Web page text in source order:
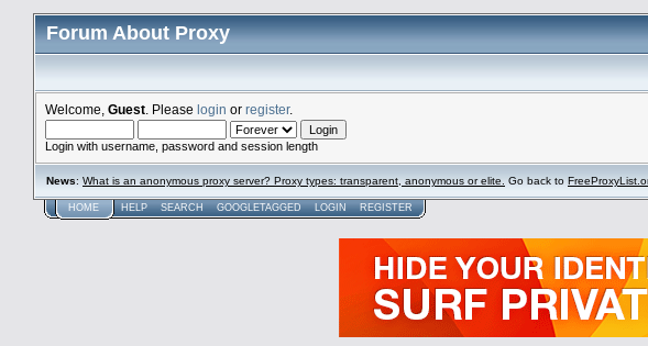
Forum About Proxy
Welcome, Guest . Please login or register.
Login with username, password and session length
News: What is an anonymous proxy server? Proxy types: transparent, anonymous or elite. Go back to
HOME HELP SEARCH GOOGLETAGGED LOGIN REGISTER